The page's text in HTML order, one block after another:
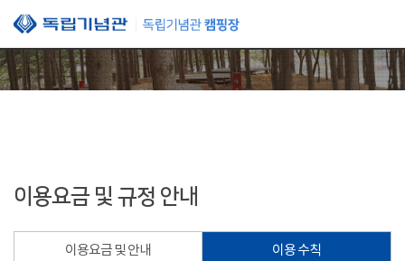
본문 바로가기
이용요금 및 규정 안내
이용요금 및 안내 이용 수칙